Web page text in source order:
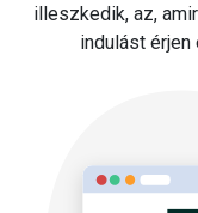
illeszkedik, az,
indulást érjen